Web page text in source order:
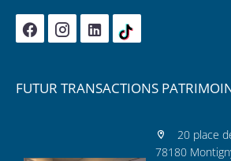
FUTUR TRANSACTIONS
20 place
78180